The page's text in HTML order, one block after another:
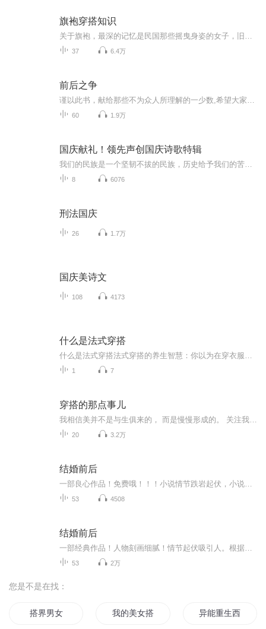
旗袍穿搭知识
37 6.4万
前后之争
60 1.9万
国庆献礼！领先声创国庆诗歌特辑
8 6076
刑法国庆
26 1.7万
国庆美诗文
108 4173
什么是法式穿搭
1 7
穿搭的那点事儿
20 3.2万
结婚前后
53 4508
结婚前后
53 2万
您是不是在找：
搭界男女 我的美女搭档 异能重生西门庆